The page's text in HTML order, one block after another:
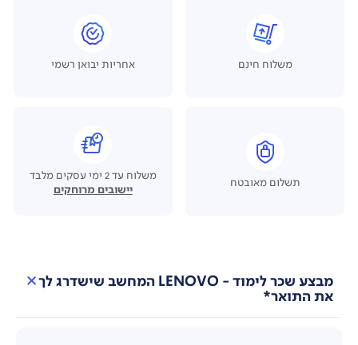
משלוח חינם אחריות יבואן רשמי
תשלום מאובטח
משלוח עד 2 ימי עסקים מלבד
יישובים מרוחקים
מבצע שכר לימוד - LENOVO המחשב שישדרג לך
את התואר*